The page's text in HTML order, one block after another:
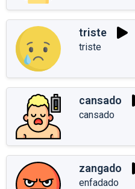
triste
triste
cansado
cansado
zangado
enfadado